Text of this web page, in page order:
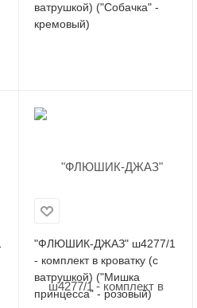
ватрушкой) ("Собачка" -
кремовый)
"ФЛЮШИК-ДЖАЗ" ш4277/1
- комплект в кроватку (с
ватрушкой) ("Мишка
принцесса" - розовый)